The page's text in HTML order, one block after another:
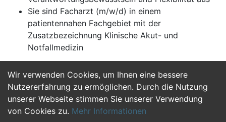
Wir verwenden Cookies, um Ihnen eine bessere
Nutzererfahrung zu ermöglichen. Durch die Nutzung
unserer Webseite stimmen Sie unserer Verwendung
von Cookies zu. Mehr Informationen
Sie sind Facharzt (m/w/d) in einem
patientennahen Fachgebiet mit der
Zusatzbezeichnung Klinische Akut- und
Notfallmedizin
Jetzt Bewerben